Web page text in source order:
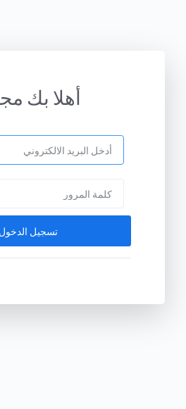
أهلا بك
تسجيل الدخول